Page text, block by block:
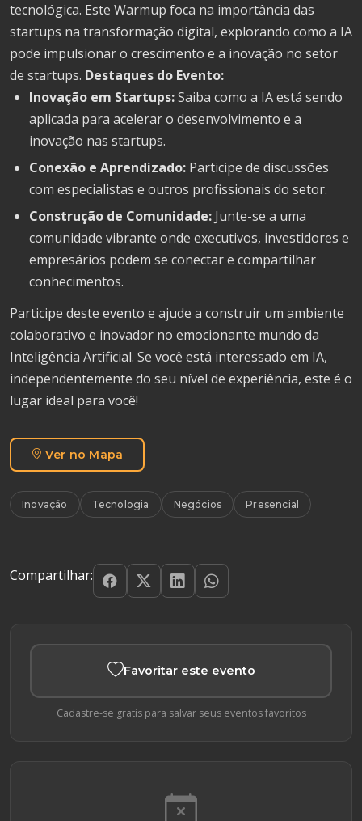
tecnológica. Este Warmup foca na importância das
startups na transformação digital, explorando como a IA
pode impulsionar o crescimento e a inovação no setor
de startups. Destaques do Evento:
Inovação em Startups:Saiba como a IA está sendo
aplicada para acelerar o desenvolvimento e a
inovação nas startups.
Conexão e Aprendizado: Participe de discussões
com especialistas e outros profissionais do setor.
Construção de Comunidade: Junte-se a uma
comunidade vibrante onde executivos, investidores e
empresários podem se conectar e compartilhar
conhecimentos.
Participe deste evento e ajude a construir um ambiente
colaborativo e inovador no emocionante mundo da
Inteligência Artificial. Se você está interessado em IA,
independentemente do seu nível de experiência, este é o
lugar ideal para você!
Ver no Mapa
Inovação Tecnologia Negócios Presencial
Compartilhar:
Favoritar este evento
Cadastre-se gratis para salvar seus eventos favoritos